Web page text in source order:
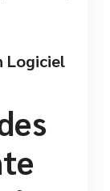
Logiciel